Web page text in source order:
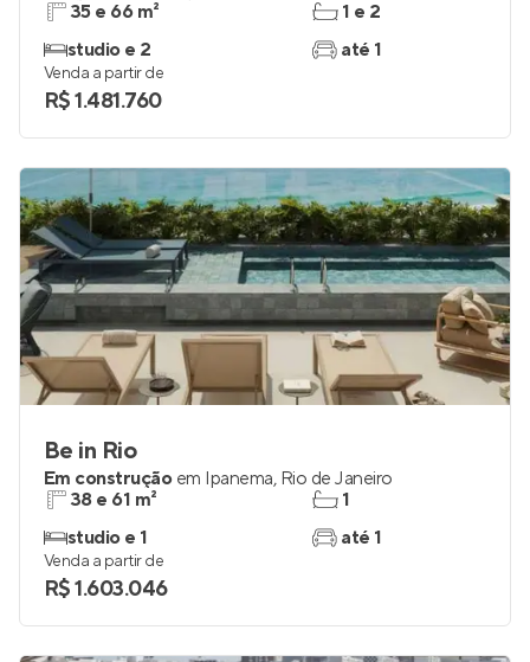
35 e 66 m²
studio e 2
1 e 2
até 1
Venda a partir de
R$ 1.481.760
Be in Rio
Em construção em Ipanema, Rio de Janeiro
38 e 61 m²
studio e 1
1
até 1
Venda a partir de
R$ 1.603.046